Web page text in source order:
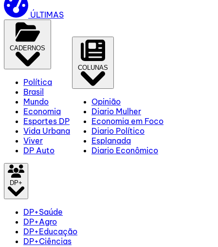
ÚLTIMAS
CADERNOS
Política
Brasil
Mundo
Economia
Esportes DP
Vida Urbana
Viver
DP Auto
COLUNAS
Opinião
Diario Mulher
Economia em Foco
Diario Político
Esplanada
Diario Econômico
DP+
DP+Saúde
DP+Agro
DP+Educação
DP+Ciências